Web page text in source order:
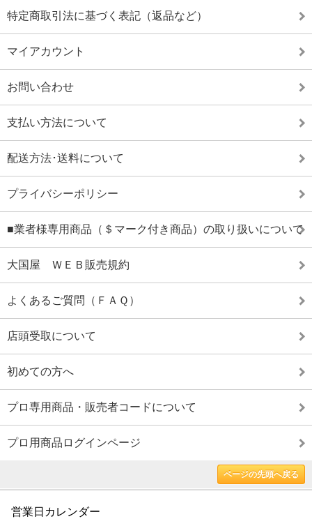
特定商取引法に基づく表記（返品など）
マイアカウント
お問い合わせ
支払い方法について
配送方法･送料について
プライバシーポリシー
■業者様専用商品（＄マーク付き商品）の取り扱いについて
大国屋 ＷＥＢ販売規約
よくあるご質問（ＦＡＱ）
店頭受取について
初めての方へ
プロ専用商品・販売者コードについて
プロ用商品ログインページ
ページの先頭へ戻る
営業日カレンダー